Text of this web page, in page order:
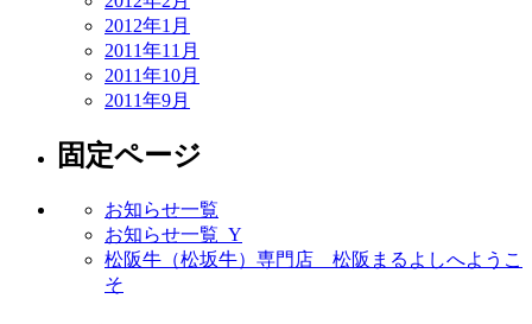
2012年1月
2011年11月
2011年10月
2011年9月
固定ページ
お知らせ一覧
お知らせ一覧_Y
松阪牛（松坂牛）専門店 松阪まるよしへようこ
そ